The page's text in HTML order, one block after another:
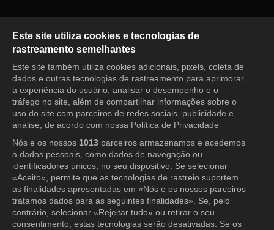
Entrar
Este site utiliza cookies e tecnologias de
rastreamento semelhantes
Este site também utiliza cookies adicionais, pixels, coleta de
dados e outras tecnologias de rastreamento para aprimorar
a experiência do usuário, analisar o desempenho e o
tráfego no site, além de compartilhar informações sobre o
uso do site com parceiros de redes sociais, publicidade e
análise, de acordo com nossa Política de Privacidade
Nós e os nossos 1013 parceiros armazenamos e acedemos
a dados pessoais, como dados de navegação ou
identificadores únicos, no seu dispositivo. Se selecionar
«Aceito», permite que as tecnologias de rastreio suportem
as finalidades apresentadas em «Nós e os nossos parceiros
tratamos dados para as seguintes finalidades». Se, pelo
contrário, selecionar «Rejeitar tudo» ou retirar o seu
consentimento, estas tecnologias serão desativadas. Se os